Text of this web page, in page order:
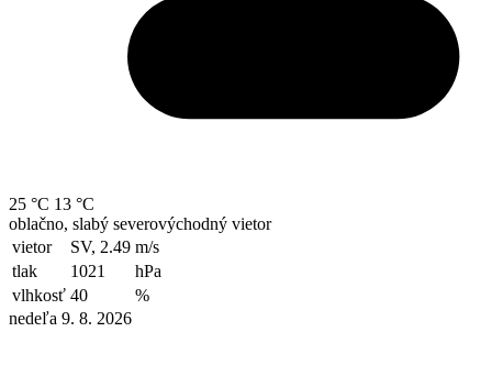
25 °C 13 °C
oblačno, slabý severovýchodný vietor
vietor
SV, 2.49 m/s
tlak
1021
hPa
vlhkosť 40
%
nedeľa 9. 8. 2026